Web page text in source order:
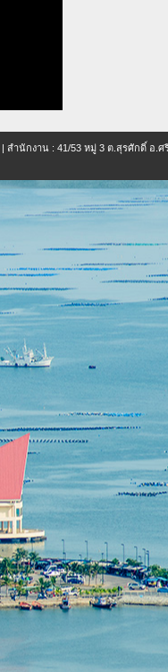
| สำนักงาน : 41/53 หมู่ 3 ต.สุรศักดิ์ อ.ศ